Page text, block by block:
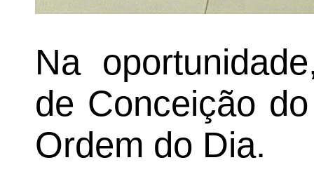
Na
de Conceição
Ordem do Dia.